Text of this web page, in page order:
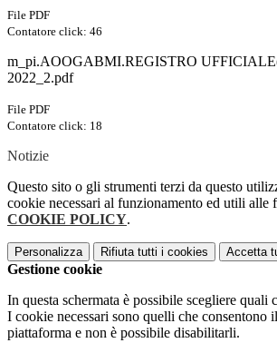
File PDF
Contatore click: 46
m_pi.AOOGABMI.REGISTRO
2022_2.pdf
File PDF
Contatore click: 18
Notizie
Questo sito o gli strumenti terzi da questo
cookie necessari al funzionamento ed utili alle
COOKIE POLICY.
Personalizza Rifiuta tutti i cookies Accetta
Gestione cookie
In questa schermata è possibile scegliere quali
I cookie necessari sono quelli che consentono
piattaforma e non è possibile disabilitarli.